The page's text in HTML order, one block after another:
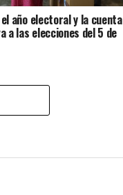
año electoral y la cuenta
a las elecciones del 5 de